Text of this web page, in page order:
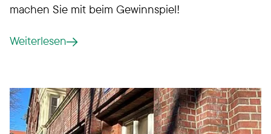
machen Sie mit beim Gewinnspiel!
Weiterlesen